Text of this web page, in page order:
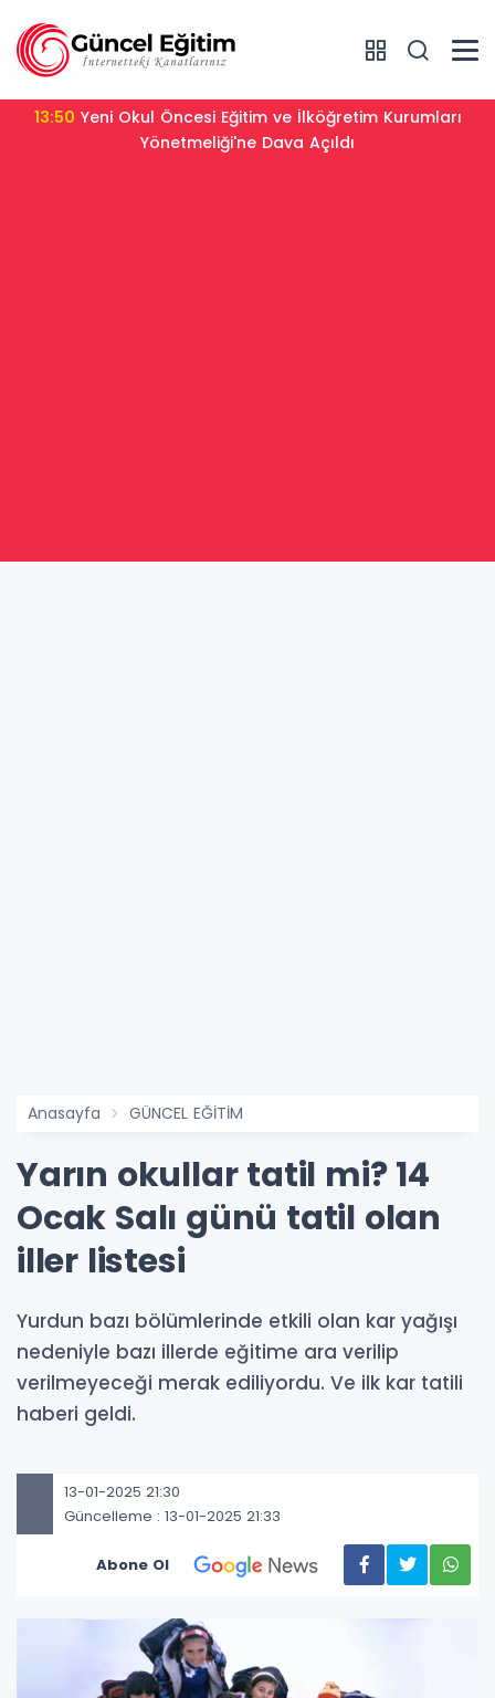
13:50
Yönetmeliği'ne Dava Açıldı
Anasayfa GÜNCEL EĞİTİM
Yarın okullar tatil mi? 14
Ocak Salı günü tatil olan
iller listesi
Yurdun bazı bölümlerinde etkili olan kar yağışı
nedeniyle bazı illerde eğitime ara verilip
verilmeyeceği merak ediliyordu. Ve ilk kar tatili
haberi geldi.
13-01-2025 21:30
Güncelleme : 13-01-2025 21:33
Abone Ol